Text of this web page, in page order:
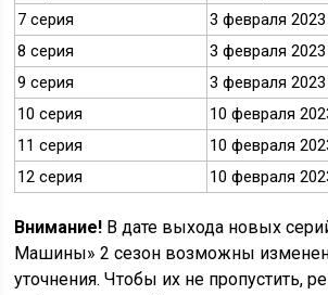
7 серия
3 февраля 2023
8 серия
3 февраля 2023
9 серия
3 февраля 2023
10 серия
10 февраля
11 серия
10 февраля
12 серия
10 февраля
Внимание! В дате выхода новых
Машины» 2 сезон возможны
уточнения. Чтобы их не пропустить,